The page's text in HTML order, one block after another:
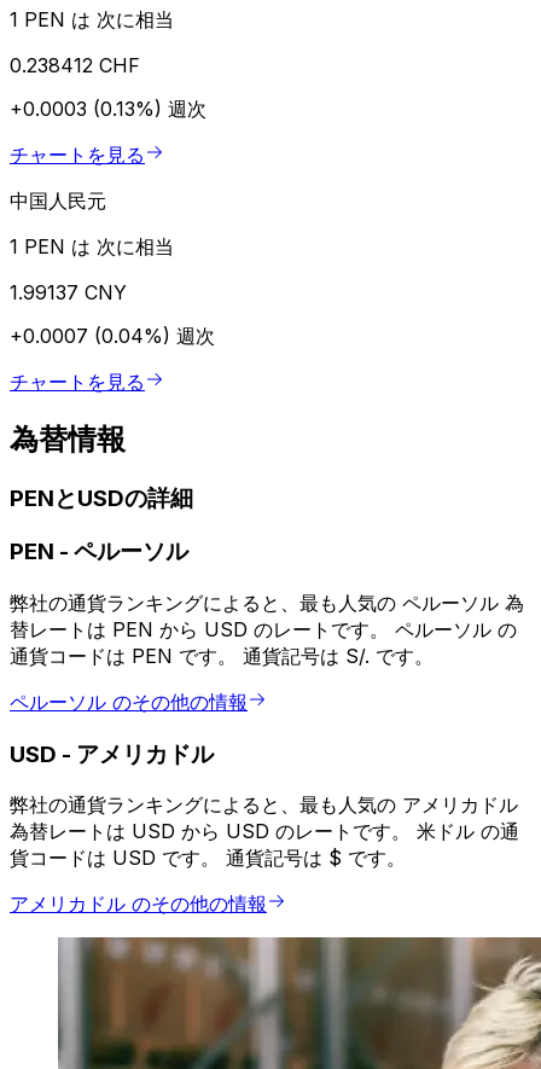
1 PEN は 次に相当
0.238412 CHF
+0.0003 (0.13%) 週次
チャートを見る
中国人民元
1 PEN は 次に相当
1.99137 CNY
+0.0007 (0.04%) 週次
チャートを見る
為替情報
PENとUSDの詳細
PEN - ペルーソル
弊社の通貨ランキングによると、最も人気の ペルーソル 為
替レートは PEN から USD のレートです。 ペルーソル の
通貨コードは PEN です。 通貨記号は S/. です。
ペルーソル のその他の情報
USD - アメリカドル
弊社の通貨ランキングによると、最も人気の アメリカドル
為替レートは USD から USD のレートです。 米ドル の通
貨コードは USD です。 通貨記号は $ です。
アメリカドル のその他の情報